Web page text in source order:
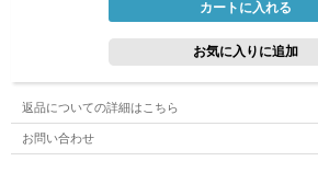
返品についての詳細はこちら
お問い合わせ